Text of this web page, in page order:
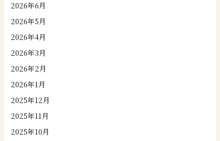
2026年6月
2026年5月
2026年4月
2026年3月
2026年2月
2026年1月
2025年12月
2025年11月
2025年10月